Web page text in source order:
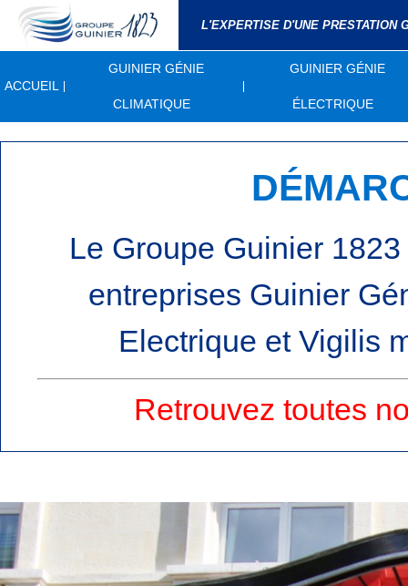
L'EXPERTISE D'UNE PRESTATION
ACCUEIL
GUINIER GÉNIE
CLIMATIQUE
GUINIER GÉNIE
ÉLECTRIQUE
Le Groupe Guinier
entreprises Guinier
Electrique et Vigilis
Retrouvez toutes